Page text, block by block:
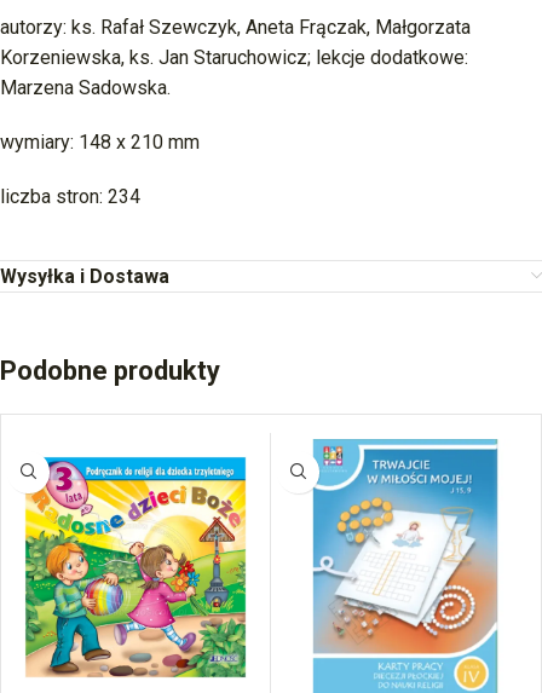
autorzy: ks. Rafał Szewczyk, Aneta Frączak, Małgorzata
Korzeniewska, ks. Jan Staruchowicz; lekcje dodatkowe:
Marzena Sadowska.
wymiary: 148 x 210 mm
liczba stron: 234
Wysyłka i Dostawa
Podobne produkty